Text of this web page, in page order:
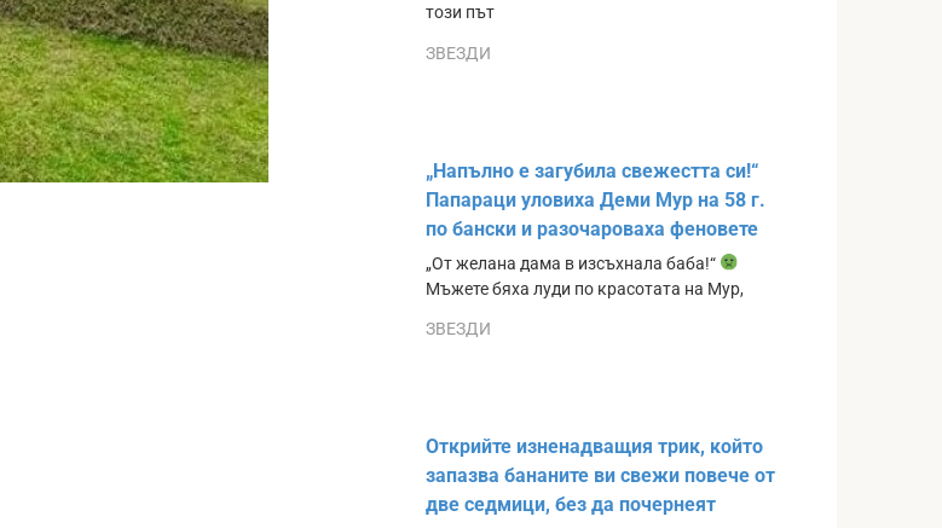
този път
ЗВЕЗДИ
„Напълно е загубила свежестта си!“
Папараци уловиха Деми Мур на 58 г.
по бански и разочароваха феновете
„От желана дама в изсъхнала баба!“
Мъжете бяха луди по красотата на Мур,
ЗВЕЗДИ
Открийте изненадващия трик, който
запазва бананите ви свежи повече от
две седмици, без да почернеят